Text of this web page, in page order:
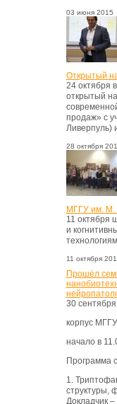
03 июня 2015
Открытый
24 октября
открытый
продаж» с
Ливерпуль)
28 октября
МГГУ им. М.
11 октября
и
11 октября
Прошёл
30 сентября
корпус
начало в
Программа
1.
структуры,
Докладчик